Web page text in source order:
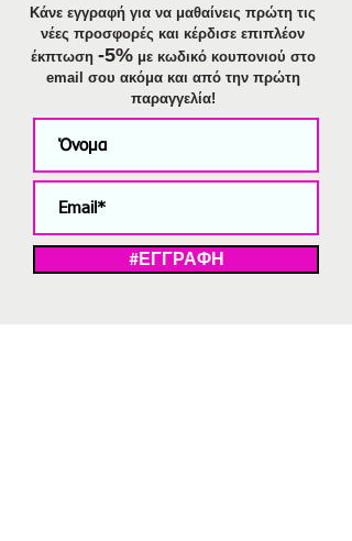
Κάνε εγγραφή για να μαθαίνεις πρώτη τις
νέες προσφορές και κέρδισε επιπλέον
έκπτωση -5%με κωδικό κουπονιού στο
email σου ακόμα και από την πρώτη
παραγγελία!
#ΕΓΓΡΑΦΗ